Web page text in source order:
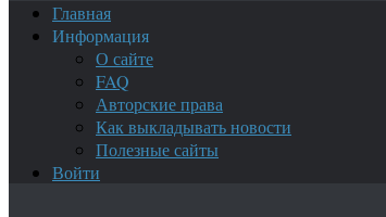
Главная
Информация
О сайте
FAQ
Авторские права
Как выкладывать новости
Полезные сайты
Войти